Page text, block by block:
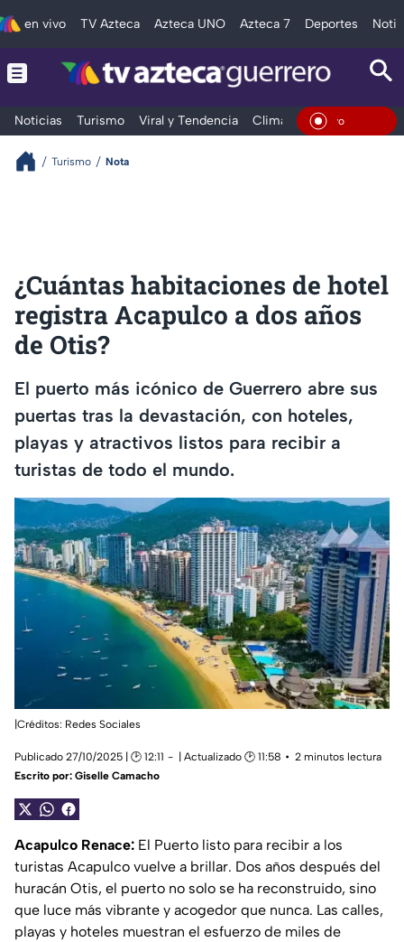
en vivo TV Azteca Azteca UNO Azteca 7 Deportes
Noticias Turismo Viral y Tendencia Clima Deportes En Vivo
Turismo Nota
¿Cuántas habitaciones de hotel
registra Acapulco a dos años
de Otis?
El puerto más icónico de Guerrero abre sus
puertas tras la devastación, con hoteles,
playas y atractivos listos para recibir a
turistas de todo el mundo.
|Créditos: Redes Sociales
Publicado 27/10/2025 | 🕑 12:11 | Actualizado 🕑 11:58
2 minutos lectura
Escrito por: Giselle Camacho
Acapulco Renace: El Puerto listo para recibir a los
turistas Acapulco vuelve a brillar. Dos años después del
huracán Otis, el puerto no solo se ha reconstruido, sino
que luce más vibrante y acogedor que nunca. Las calles,
playas y hoteles muestran el esfuerzo de miles de